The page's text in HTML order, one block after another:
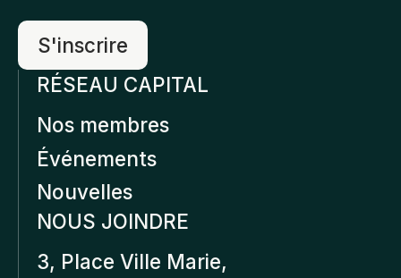
RÉSEAU CAPITAL
Nos membres
Événements
Nouvelles
NOUS JOINDRE
3, Place Ville Marie,